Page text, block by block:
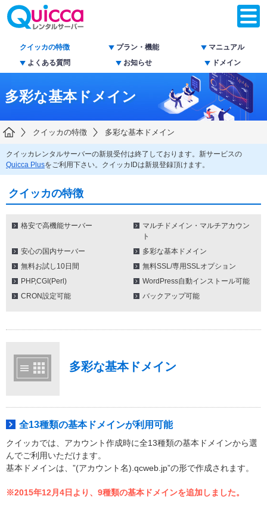
クイッカの特徴 プラン・機能
マニュアル
よくある質問
お知らせ ドメイン
多彩な基本ドメイン
クイッカの特徴 多彩な基本ドメイン
クイッカレンタルサーバーの新規受付は終了しております。新サービスの
Quicca Plusをご利用下さい。クイッカIDは新規登録頂けます。
クイッカの特徴
格安で高機能サーバー
マルチドメイン・マルチアカウン
ト
安心の国内サーバー
多彩な基本ドメイン
無料お試し10日間
無料SSL/専用SSLオプション
PHP,CGI(Perl)
WordPress自動インストール可能
CRON設定可能
バックアップ可能
多彩な基本ドメイン
全13種類の基本ドメインが利用可能
クイッカでは、アカウント作成時に全13種類の基本ドメインから選
んでご利用いただけます。
基本ドメインは、”(アカウント名).qcweb.jp”の形で作成されます。
※2015年12月4日より、9種類の基本ドメインを追加しました。